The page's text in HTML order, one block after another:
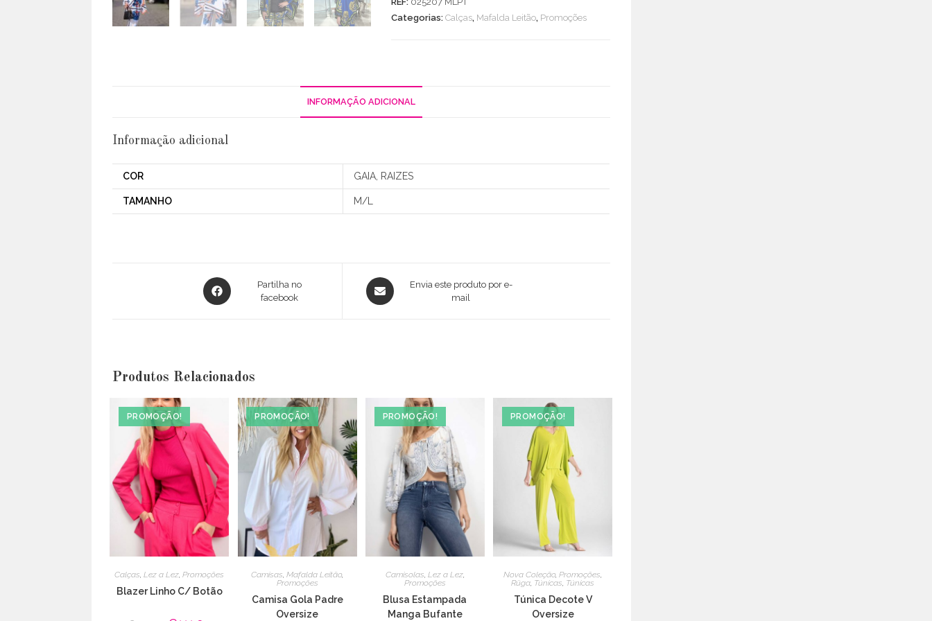
Categorias: Calças, Mafalda Leitão, Promoções
INFORMAÇÃO ADICIONAL
Informação adicional
COR GAIA, RAIZES
TAMANHO M/L
Opens
in
Partilha no
facebook
Opens
in
Envia este produto por e-
mail
Produtos Relacionados
PROMOÇÃO!
Calças,Lez a Lez,Promoções
Blazer Linho C/ Botão
PROMOÇÃO!
Camisas,Mafalda Leitão,
Promoções
Camisa Gola Padre
Oversize
PROMOÇÃO!
Camisolas, Lez a Lez,
Promoções
Blusa Estampada
Manga Bufante
PROMOÇÃO!
Nova Coleção,Promoções,
Rüga, Túnicas, Túnicas
Túnica Decote V
Oversize